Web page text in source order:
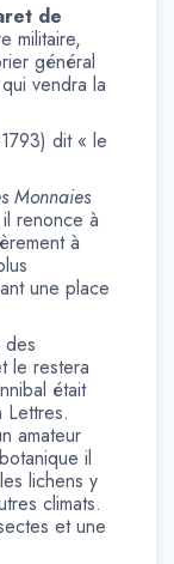
de
militaire,
général
vendra la
dit « le
Monnaies
renonce à
à
une place
des
le restera
était
Lettres.
amateur
il
lichens y
climats.
et une